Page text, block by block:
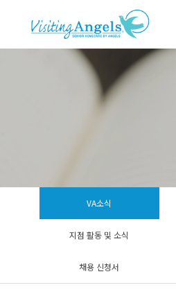
VA소식
지점 활동 및 소식
채용 신청서